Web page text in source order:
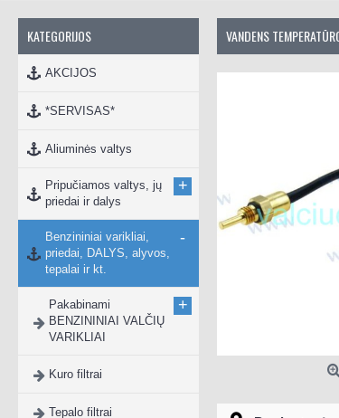
KATEGORIJOS
AKCIJOS
*SERVISAS*
Aliuminės valtys
Pripučiamos valtys, jų
priedai ir dalys
+
Benzininiai varikliai,
priedai, DALYS, alyvos,
tepalai ir kt.
-
Pakabinami
BENZININIAI VALČIŲ
VARIKLIAI
+
Kuro filtrai
Tepalo filtrai
VANDENS